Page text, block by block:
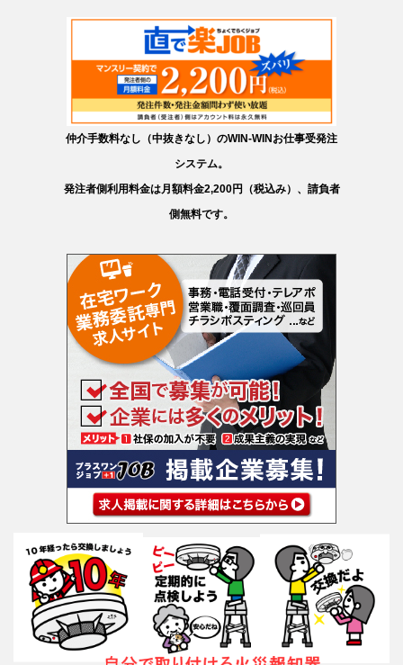
仲介手数料なし（中抜きなし）のWIN-WINお仕事受発注
システム。
発注者側利用料金は月額料金2,200円（税込み）、請負者
側無料です。